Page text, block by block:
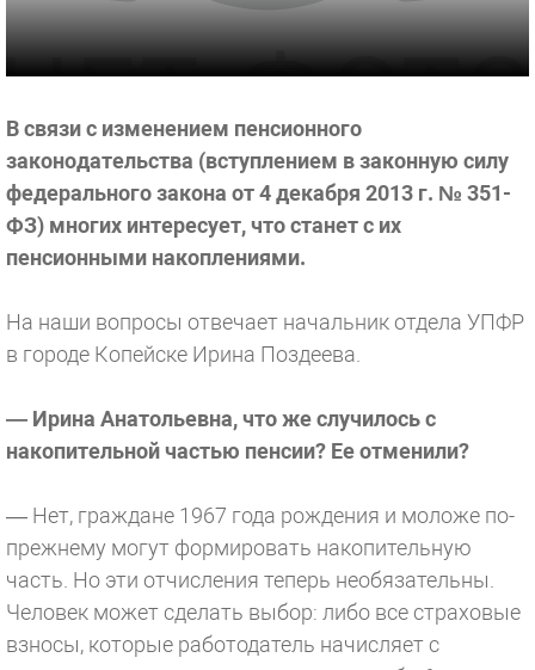
В связи с изменением пенсионного
законодательства (вступлением в законную силу
федерального закона от 4 декабря 2013 г. № 351-
ФЗ) многих интересует, что станет с их
пенсионными накоплениями.
На наши вопросы отвечает начальник отдела УПФР
в городе Копейске Ирина Поздеева.
— Ирина Анатольевна, что же случилось с
накопительной частью пенсии? Ее отменили?
— Нет, граждане 1967 года рождения и моложе по-
прежнему могут формировать накопительную
часть. Но эти отчисления теперь необязательны.
Человек может сделать выбор: либо все страховые
взносы, которые работодатель начисляет с